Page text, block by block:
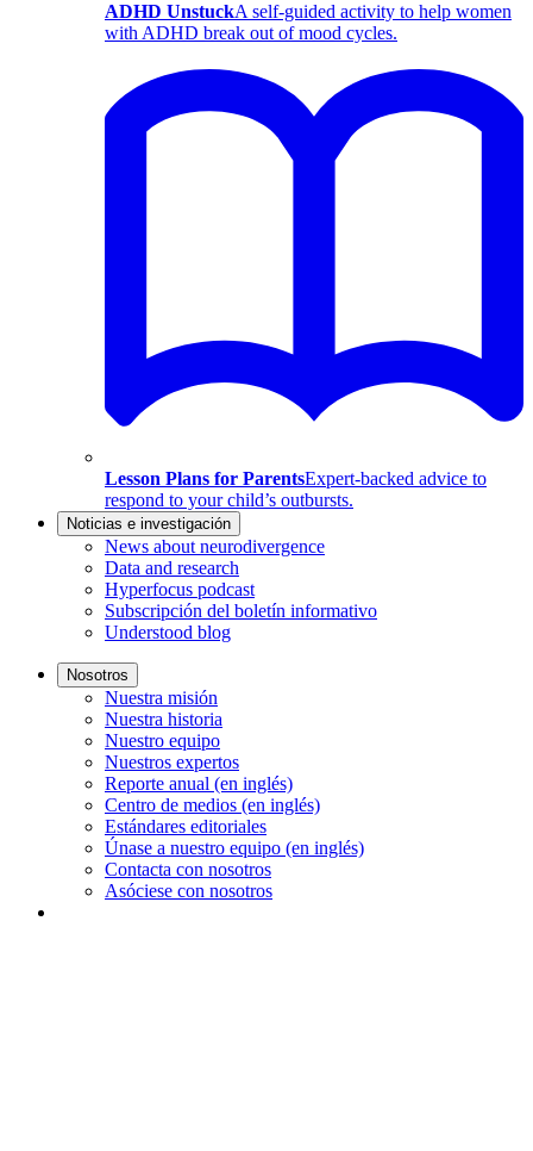
ADHD UnstuckA self-guided activity to help women
with ADHD break out of mood cycles.
Lesson Plans for ParentsExpert-backed advice to
respond to your child’s outbursts.
Noticias e investigación
News about neurodivergence
Data and research
Hyperfocus podcast
Subscripción del boletín informativo
Understood blog
Nosotros
Nuestra misión
Nuestra historia
Nuestro equipo
Nuestros expertos
Reporte anual (en inglés)
Centro de medios (en inglés)
Estándares editoriales
Únase a nuestro equipo (en inglés)
Contacta con nosotros
Asóciese con nosotros